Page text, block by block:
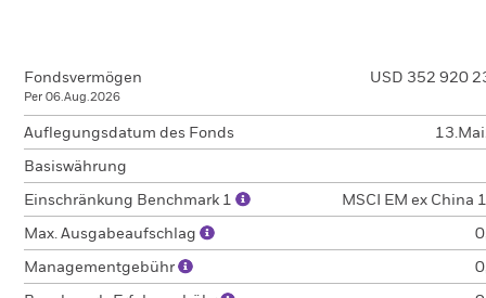
Fondsvermögen
Per 06.Aug.2026
USD 352 920
Auflegungsdatum des Fonds
Basiswährung
Einschränkung Benchmark 1 MSCI EM ex China
Max. Ausgabeaufschlag
Managementgebühr